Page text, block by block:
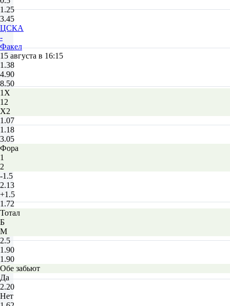
1.25
3.45
ЦСКА
-
Факел
15 августа в 16:15
1.38
4.90
8.50
1X
12
X2
1.07
1.18
3.05
Фора
1
2
-1.5
2.13
+1.5
1.72
Тотал
Б
М
2.5
1.90
1.90
Обе забьют
Да
2.20
Нет